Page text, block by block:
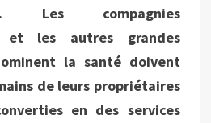
Les compagnies
et les autres grandes
la santé doivent
de leurs propriétaires
en des services